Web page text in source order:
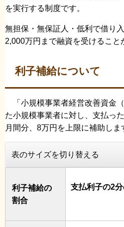
を実行する制度です。
無担保・無保証人・低利で借り
2,000万円まで融資を受けること
利子補給について
「小規模事業者経営改善資金
た小規模事業者に対し、支払っ
月間分、8万円を上限に補助しま
表のサイズを切り替える
利子補給の
割合
支払利子の2